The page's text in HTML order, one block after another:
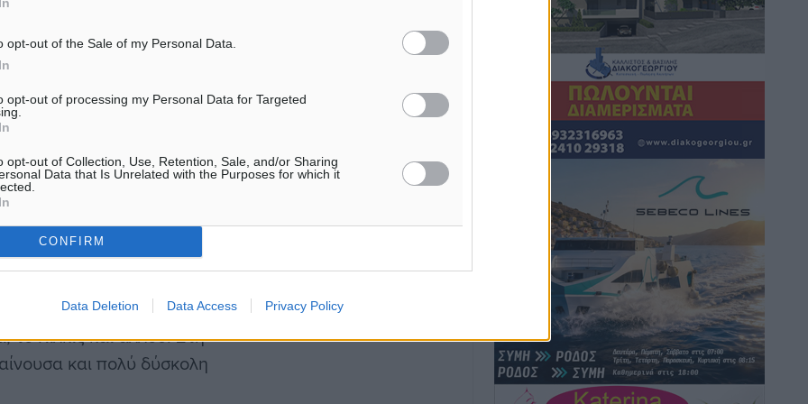
opt-out of the Sale of my Personal Data.
opt-out of processing my Personal Data for Targeted
opt-out of Collection, Use, Retention, Sale, and/or Sharing
Data that Is Unrelated with the Purposes for which it
CONFIRM
Data Deletion Data Access Privacy Policy
ζητήματα, που
είναι το κτηριακό
της κτηριακής
ήταν μία από τις
έχουμε εγκρίνει ένα
το οποίο ανέρχεται
προβλέπει την
όπως για
Κιλκίς και αλλού. Στη
και πολύ δύσκολη
Τουρνάς για φωτιές: «Κανένα
περιθώριο εφησυχασμού» – Σε πλήρη
ετοιμότητα ο μηχανισμός
πριν 5 ώρες
Καιρός: Επιμένουν οι υψηλές
μποφόρ, σε «Red Code» 6 περιοχές
Τοπικές Ειδήσεις• πριν 5 ώρες
Τα φοιτητικά ενοίκια «τινάζουν στον
αέρα» τους οικογενειακούς
προϋπολογισμούς
πριν 5 ώρες
Δύο νέοι ξενώνες παραδόθηκαν στις
Ένοπλες Δυνάμεις στη νήσο Ρω